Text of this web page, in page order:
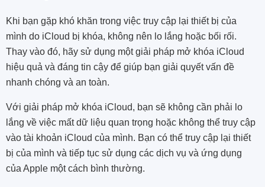
Khi bạn gặp khó khăn trong việc truy cập lại thiết bị của
mình do iCloud bị khóa, không nên lo lắng hoặc bối rối.
Thay vào đó, hãy sử dụng một giải pháp mở khóa iCloud
hiệu quả và đáng tin cậy để giúp bạn giải quyết vấn đề
nhanh chóng và an toàn.
Với giải pháp mở khóa iCloud, bạn sẽ không cần phải lo
lắng về việc mất dữ liệu quan trọng hoặc không thể truy cập
vào tài khoản iCloud của mình. Bạn có thể truy cập lại thiết
bị của mình và tiếp tục sử dụng các dịch vụ và ứng dụng
của Apple một cách bình thường.